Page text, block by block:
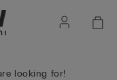
looking for!